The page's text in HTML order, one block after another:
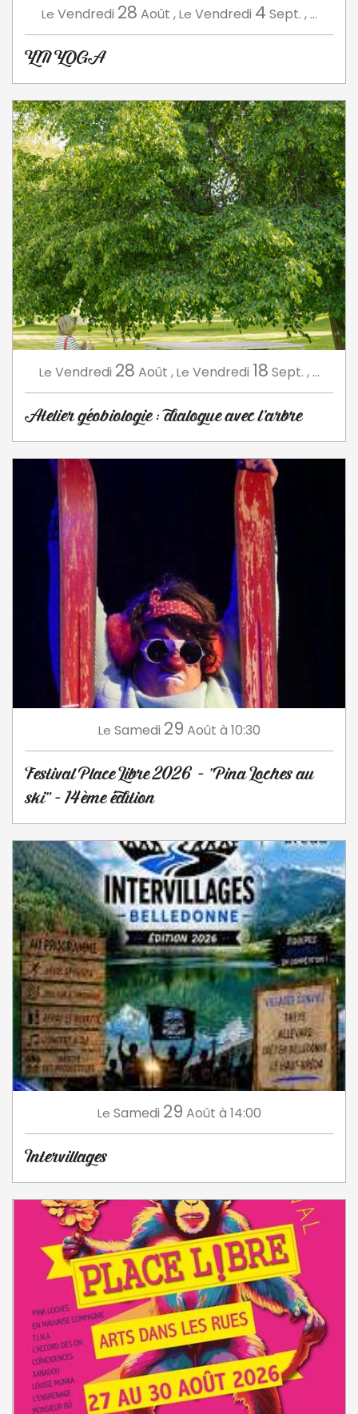
Le Vendredi 28 Août ,Le Vendredi 4 Sept. , ...
YIN YOGA
Le Vendredi 28 Août ,Le Vendredi 18 Sept. , ...
Atelier géobiologie : dialogue avec l'arbre
Le Samedi 29 Août à 10:30
Festival Place Libre 2026 - "Pina Loches au
ski" - 14ème édition
Le Samedi 29 Août à 14:00
Intervillages